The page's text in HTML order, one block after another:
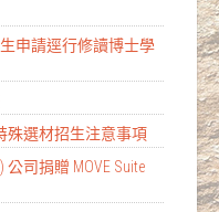
申請逕行修讀博士學
殊選材招生注意事項
公司捐贈 MOVE Suite